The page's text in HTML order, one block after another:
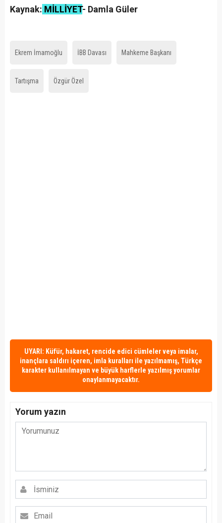
Kaynak: MİLLİYET- Damla Güler
Ekrem İmamoğlu İBB Davası Mahkeme Başkanı
Tartışma Özgür Özel
UYARI: Küfür, hakaret, rencide edici cümleler veya imalar,
inançlara saldırı içeren, imla kuralları ile yazılmamış, Türkçe
karakter kullanılmayan ve büyük harflerle yazılmış yorumlar
onaylanmayacaktır.
Yorum yazın